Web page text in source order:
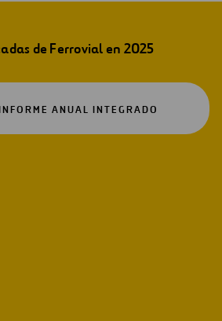
de Ferrovial en 2025
ANUAL INTEGRADO